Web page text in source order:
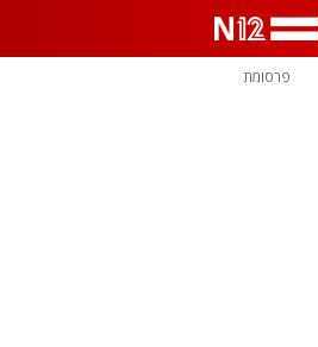
פרסומת